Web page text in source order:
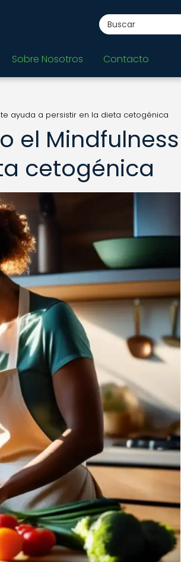
Sobre Nosotros Contacto
ayuda a persistir en la dieta cetogénica
el Mindfulness
cetogénica